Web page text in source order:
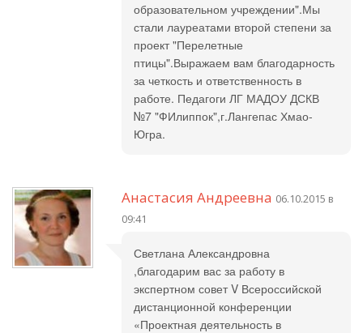
образовательном учреждении".Мы
стали лауреатами второй степени за
проект "Перелетные
птицы".Выражаем вам благодарность
за четкость и ответственность в
работе. Педагоги ЛГ МАДОУ ДСКВ
№7 "ФИлиппок",г.Лангепас Хмао-
Югра.
Анастасия Андреевна 06.10.2015 в
09:41
Светлана Александровна
,благодарим вас за работу в
экспертном совет V Всероссийской
дистанционной конференции
«Проектная деятельность в